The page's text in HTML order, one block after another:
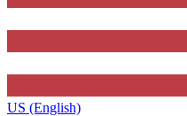
US (English)